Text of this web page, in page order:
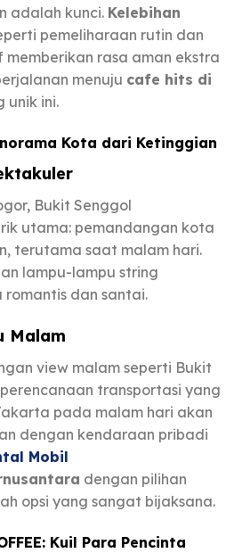
adalah kunci. Kelebihan
pemeliharaan rutin dan
memberikan rasa aman ekstra
menuju cafe hits di
unik ini.
Kota dari Ketinggian
Bukit Senggol
utama: pemandangan kota
terutama saat malam hari.
lampu-lampu string
romantis dan santai.
Malam
view malam seperti Bukit
transportasi yang
pada malam hari akan
dengan kendaraan pribadi
Mobil
dengan pilihan
opsi yang sangat bijaksana.
Kuil Para Pencinta